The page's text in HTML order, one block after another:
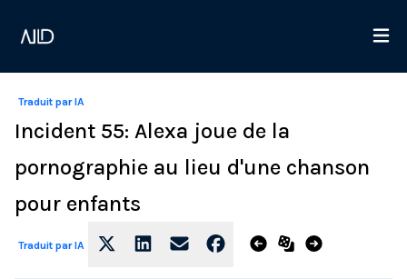
Traduit par IA
Incident 55: Alexa joue de la
pornographie au lieu d'une chanson
pour enfants
Traduit par IA